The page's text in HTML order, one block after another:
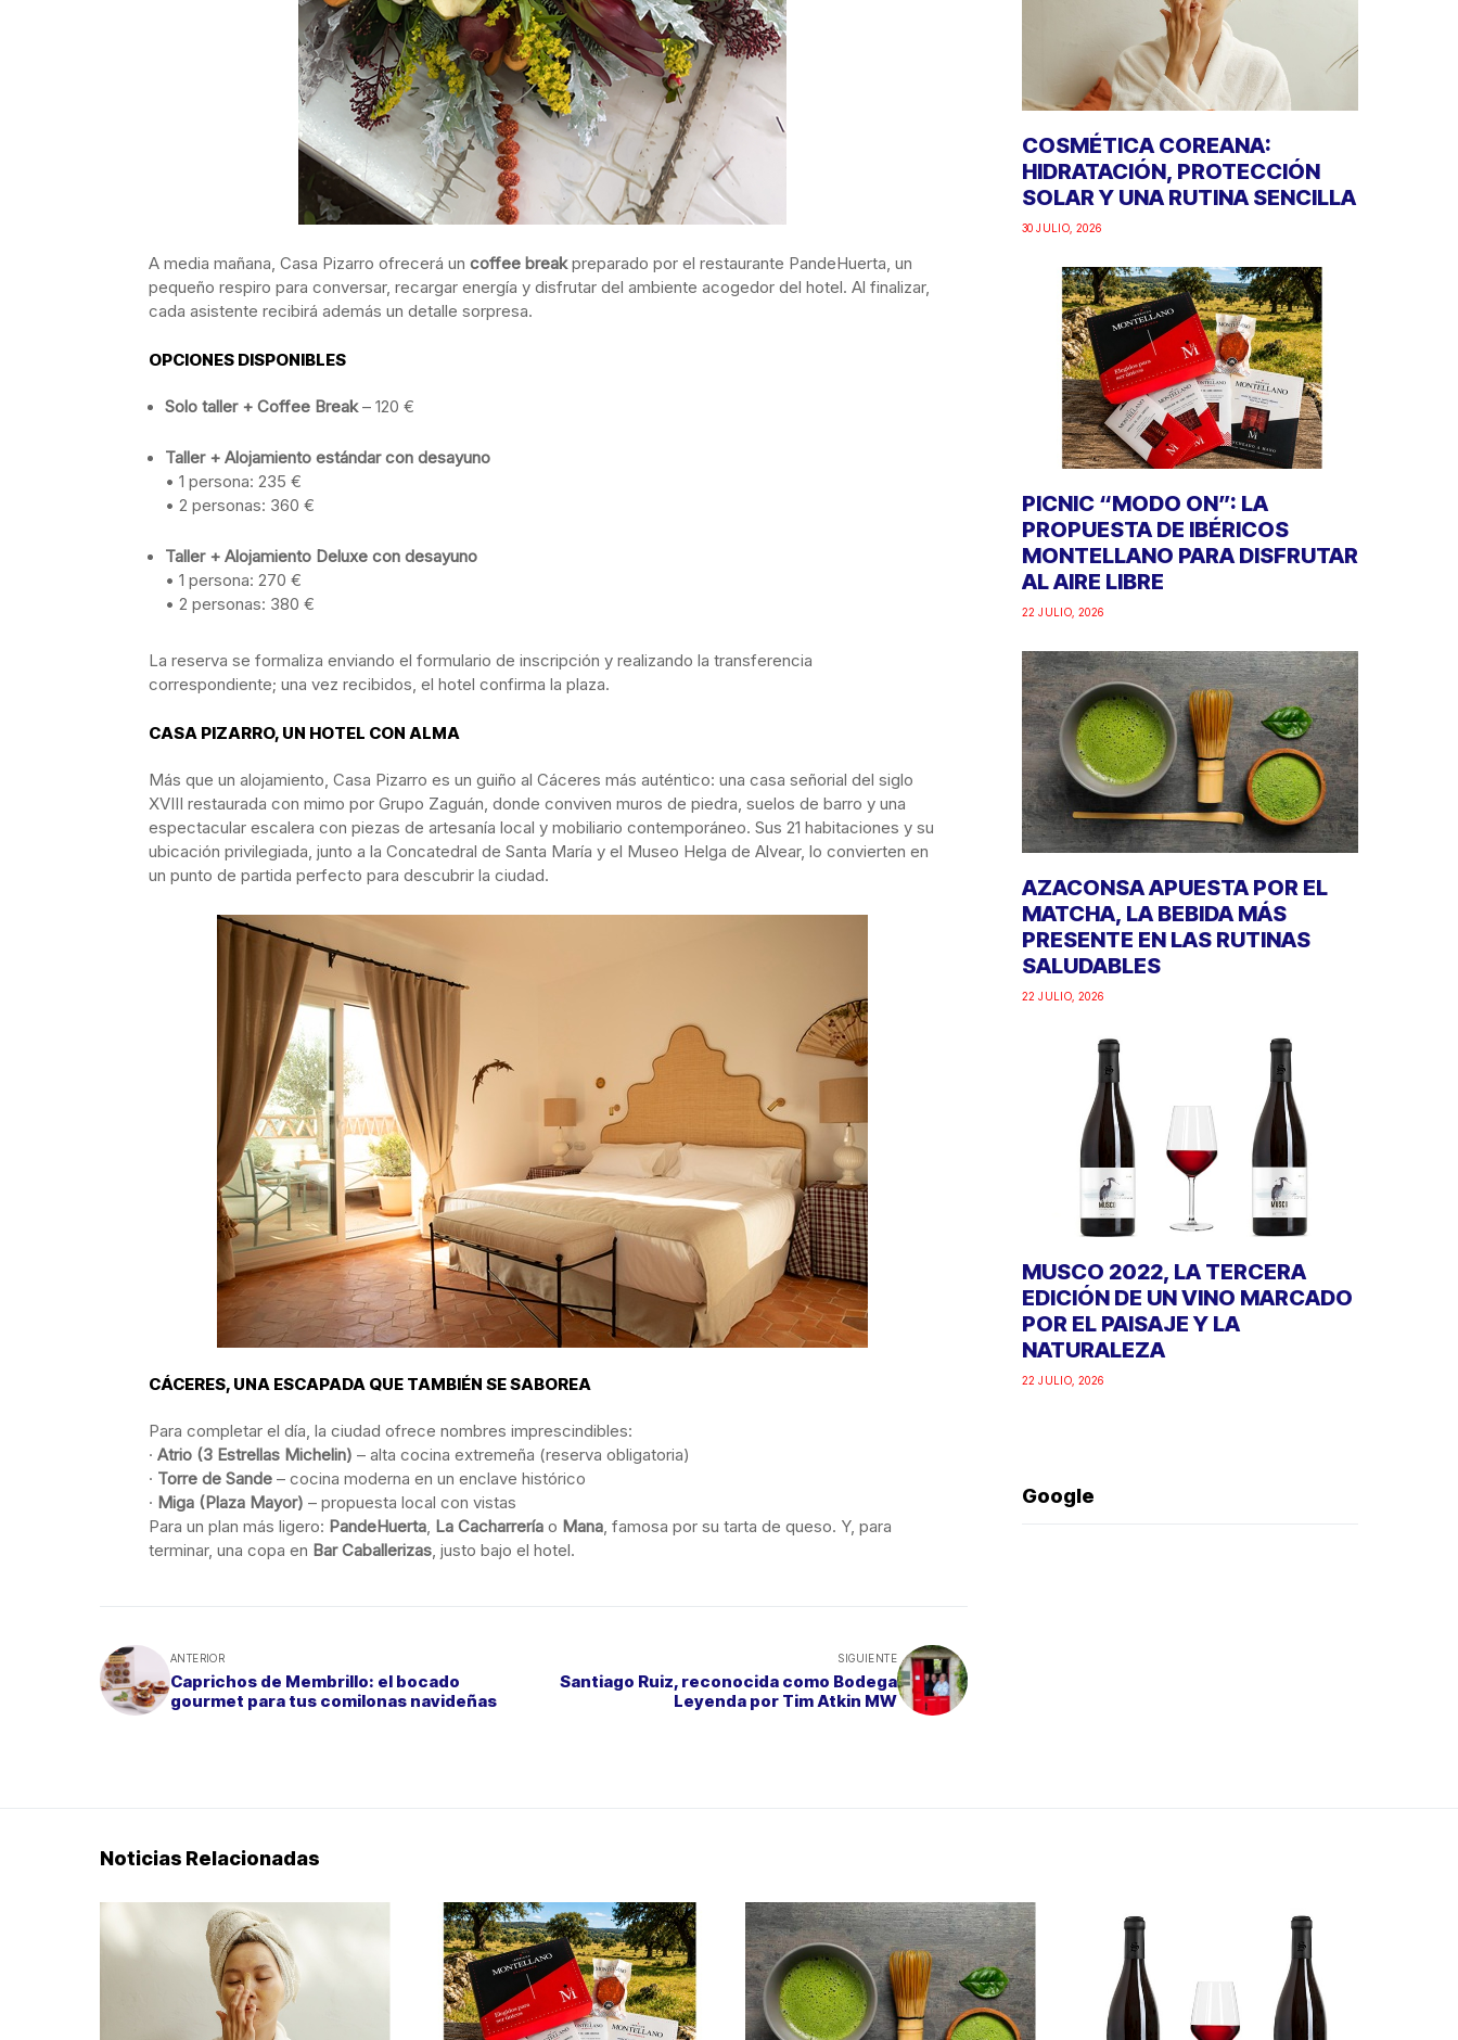
A media mañana, Casa Pizarro ofrecerá un coffee breakpreparado por el restaurante PandeHuerta, un
pequeño respiro para conversar, recargar energía y disfrutar del ambiente acogedor del hotel. Al finalizar,
cada asistente recibirá además un detalle sorpresa.
OPCIONES DISPONIBLES
Solo taller + Coffee Break– 120 €
Taller + Alojamiento estándar con desayuno
• 1 persona: 235 €
• 2 personas: 360 €
Taller + Alojamiento Deluxe con desayuno
• 1 persona: 270 €
• 2 personas: 380 €
La reserva se formaliza enviando el formulario de inscripción y realizando la transferencia
correspondiente; una vez recibidos, el hotel confirma la plaza.
CASA PIZARRO, UN HOTEL CON ALMA
Más que un alojamiento, Casa Pizarro es un guiño al Cáceres más auténtico: una casa señorial del siglo
XVIII restaurada con mimo por Grupo Zaguán, donde conviven muros de piedra, suelos de barro y una
espectacular escalera con piezas de artesanía local y mobiliario contemporáneo. Sus 21 habitaciones y su
ubicación privilegiada, junto a la Concatedral de Santa María y el Museo Helga de Alvear, lo convierten en
un punto de partida perfecto para descubrir la ciudad.
CÁCERES, UNA ESCAPADA QUE TAMBIÉN SE SABOREA
Para completar el día, la ciudad ofrece nombres imprescindibles:
· Atrio (3 Estrellas Michelin) – alta cocina extremeña (reserva obligatoria)
· Torre de Sande – cocina moderna en un enclave histórico
· Miga (Plaza Mayor) – propuesta local con vistas
Para un plan más ligero: PandeHuerta, La Cacharrería o Mana, famosa por su tarta de queso. Y, para
terminar, una copa en Bar Caballerizas, justo bajo el hotel.
ANTERIOR
Caprichos de Membrillo: el bocado
gourmet para tus comilonas navideñas
SIGUIENTE
Santiago Ruiz, reconocida como Bodega
Leyenda por Tim Atkin MW
COSMÉTICA COREANA:
HIDRATACIÓN, PROTECCIÓN
SOLAR Y UNA RUTINA SENCILLA
30 JULIO, 2026
PICNIC “MODO ON”: LA
PROPUESTA DE IBÉRICOS
MONTELLANO PARA DISFRUTAR
AL AIRE LIBRE
22 JULIO, 2026
AZACONSA APUESTA POR EL
MATCHA, LA BEBIDA MÁS
PRESENTE EN LAS RUTINAS
SALUDABLES
22 JULIO, 2026
MUSCO 2022, LA TERCERA
EDICIÓN DE UN VINO MARCADO
POR EL PAISAJE Y LA
NATURALEZA
22 JULIO, 2026
Google
Noticias Relacionadas